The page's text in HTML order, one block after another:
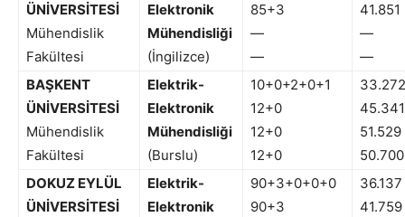
ÜNİVERSİTESİ
Mühendislik
Fakültesi
Elektronik
Mühendisliği
(İngilizce)
85+3
—
—
41.851
—
—
BAŞKENT
ÜNİVERSİTESİ
Mühendislik
Fakültesi
Elektrik-
Elektronik
Mühendisliği
(Burslu)
10+0+2+0+1
12+0
12+0
12+0
33.272
45.341
51.529
50.700
DOKUZ EYLÜL
ÜNİVERSİTESİ
Elektrik-
Elektronik
90+3+0+0+0
90+3
36.137
41.759